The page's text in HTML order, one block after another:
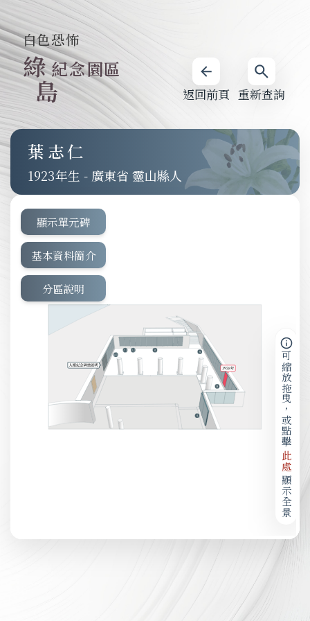
重新查詢
返回前頁
白色恐怖
綠
島
紀念園區
葉志仁
1923 - 廣東省 靈山縣人
顯示單元碑
基本資料簡介
分區說明
可縮放拖曳，或點擊
此處
顯示全景